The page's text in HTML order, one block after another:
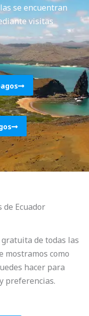
se encuentran
visitas
de Ecuador
de todas las
mostramos como
hacer para
preferencias.